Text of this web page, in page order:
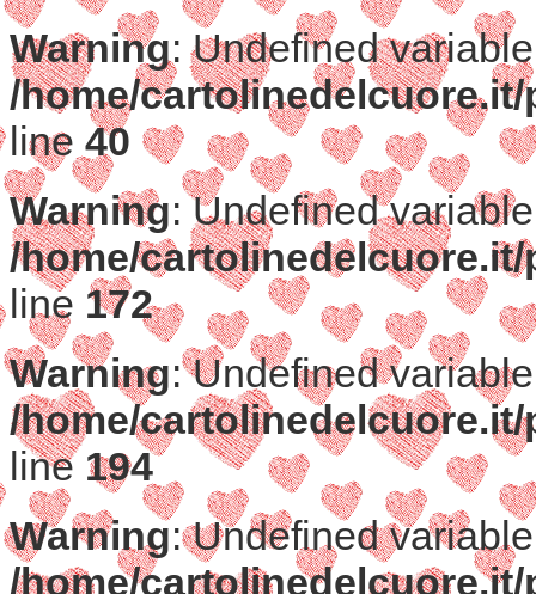
Warning: Undefined
/home/
line 40
Warning: Undefined
/home/
line 172
Warning: Undefined
/home/
line 194
Warning: Undefined
/home/